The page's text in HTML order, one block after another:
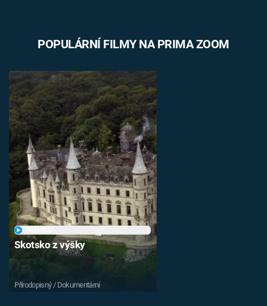
POPULÁRNÍ FILMY NA PRIMA ZOOM
Skotsko z výšky
Přírodopisný / Dokumentární